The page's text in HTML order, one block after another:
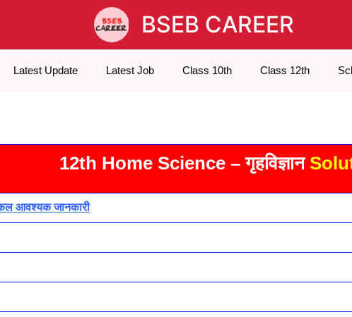
BSEB CAREER
Latest Update Latest Job Class 10th Class 12th
12th Home Science – गृहविज्ञान
आवश्यक जानकारी